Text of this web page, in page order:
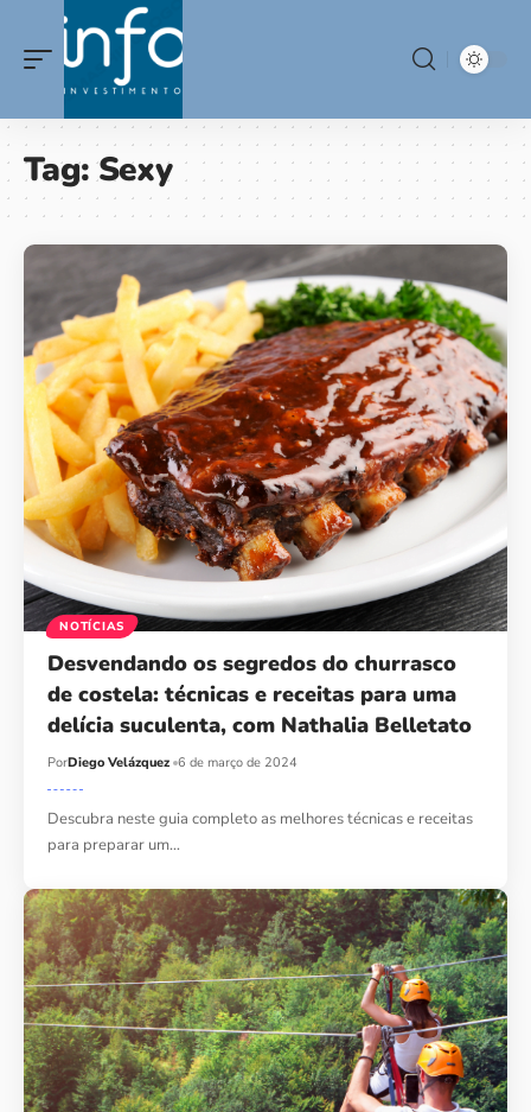
Tag:Sexy
NOTÍCIAS
Desvendando os segredos do churrasco
de costela: técnicas e receitas para uma
delícia suculenta, com Nathalia Belletato
PorDiego Velázquez 6 de março de 2024
Descubra neste guia completo as melhores técnicas e receitas
para preparar um…